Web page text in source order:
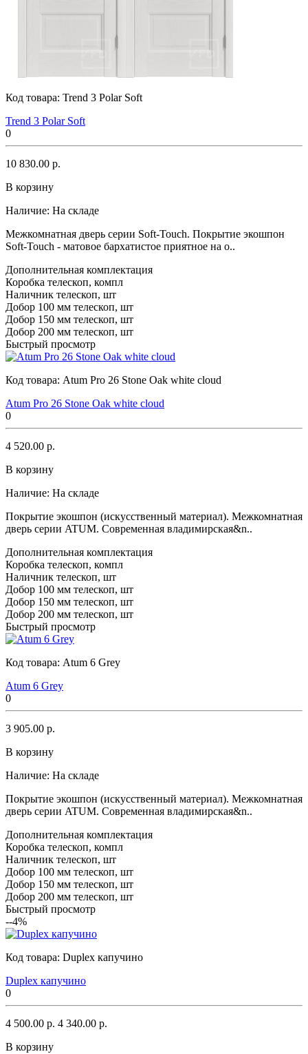
Код товара: Trend 3 Polar Soft
Trend 3 Polar Soft
0
10 830.00 р.
В корзину
Наличие: На складе
Межкомнатная дверь серии Soft-Touch. Покрытие экошпон
Soft-Touch - матовое бархатистое приятное на о..
Дополнительная комплектация
Коробка телескоп, компл
Наличник телескоп, шт
Добор 100 мм телескоп, шт
Добор 150 мм телескоп, шт
Добор 200 мм телескоп, шт
Быстрый просмотр
Код товара: Atum Pro 26 Stone Oak white cloud
Atum Pro 26 Stone Oak white cloud
0
4 520.00 р.
В корзину
Наличие: На складе
Покрытие экошпон (искусственный материал). Межкомнатная
дверь серии ATUM. Современная владимирская&n..
Дополнительная комплектация
Коробка телескоп, компл
Наличник телескоп, шт
Добор 100 мм телескоп, шт
Добор 150 мм телескоп, шт
Добор 200 мм телескоп, шт
Быстрый просмотр
Код товара: Atum 6 Grey
Atum 6 Grey
0
3 905.00 р.
В корзину
Наличие: На складе
Покрытие экошпон (искусственный материал). Межкомнатная
дверь серии ATUM. Современная владимирская&n..
Дополнительная комплектация
Коробка телескоп, компл
Наличник телескоп, шт
Добор 100 мм телескоп, шт
Добор 150 мм телескоп, шт
Добор 200 мм телескоп, шт
Быстрый просмотр
--4%
Код товара: Duplex капучино
Duplex капучино
0
4 500.00 р. 4 340.00 р.
В корзину